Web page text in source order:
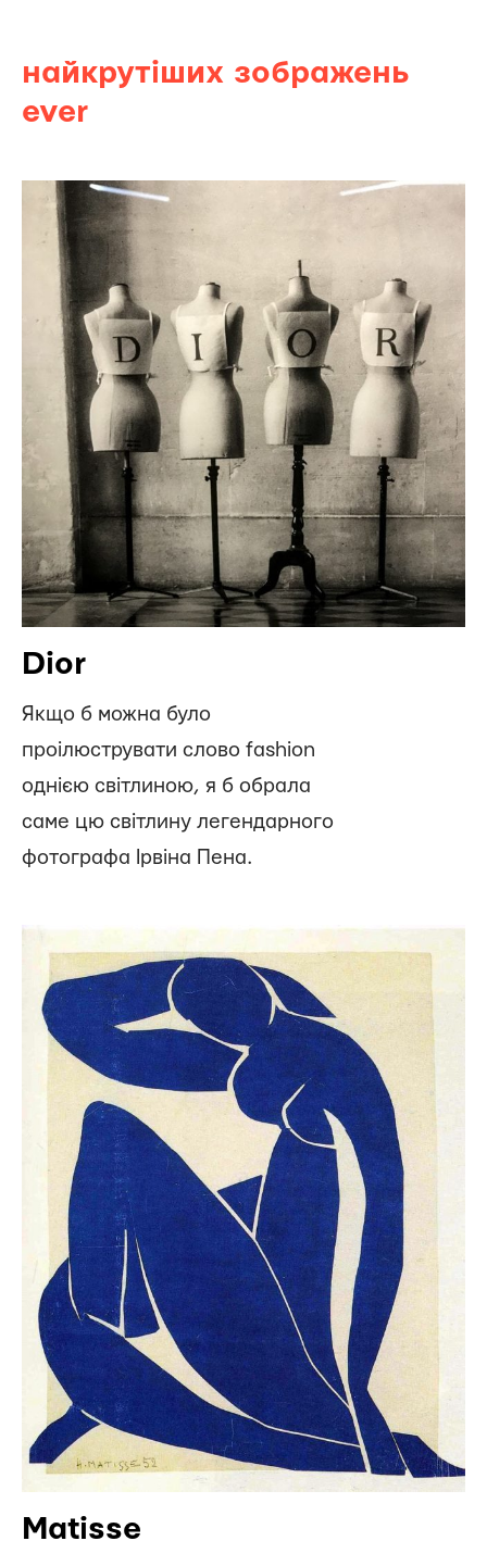
найкрутіших зображень
ever
Dior
Якщо б можна було
проілюструвати слово fashion
однією світлиною, я б обрала
саме цю світлину легендарного
фотографа Ірвіна Пена.
Matisse